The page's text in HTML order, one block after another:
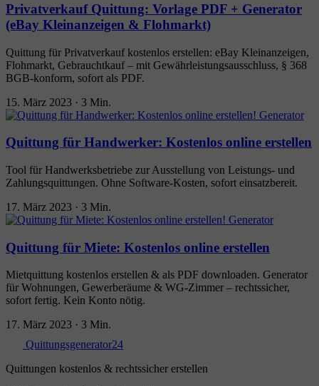
Privatverkauf Quittung: Vorlage PDF + Generator
(eBay Kleinanzeigen & Flohmarkt)
Quittung für Privatverkauf kostenlos erstellen: eBay Kleinanzeigen,
Flohmarkt, Gebrauchtkauf – mit Gewährleistungsausschluss, § 368
BGB-konform, sofort als PDF.
15. März 2023 · 3 Min.
Quittung für Handwerker: Kostenlos online erstellen
Tool für Handwerksbetriebe zur Ausstellung von Leistungs- und
Zahlungsquittungen. Ohne Software-Kosten, sofort einsatzbereit.
17. März 2023 · 3 Min.
Quittung für Miete: Kostenlos online erstellen
Mietquittung kostenlos erstellen & als PDF downloaden. Generator
für Wohnungen, Gewerberäume & WG-Zimmer – rechtssicher,
sofort fertig. Kein Konto nötig.
17. März 2023 · 3 Min.
Quittungsgenerator24
Quittungen kostenlos & rechtssicher erstellen